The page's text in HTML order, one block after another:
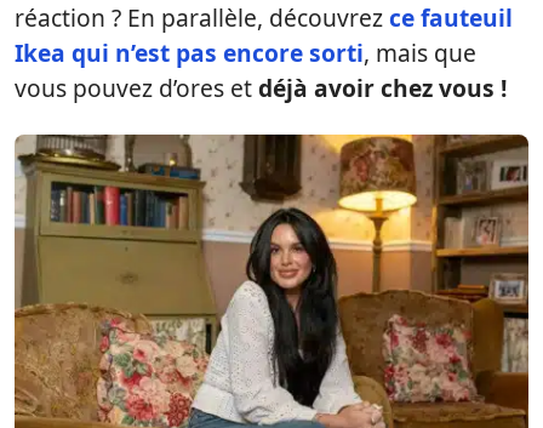
réaction ? En parallèle, découvrezce fauteuil
Ikea qui n’est pas encore sorti, mais que
vous pouvez d’ores etdéjà avoir chez vous !